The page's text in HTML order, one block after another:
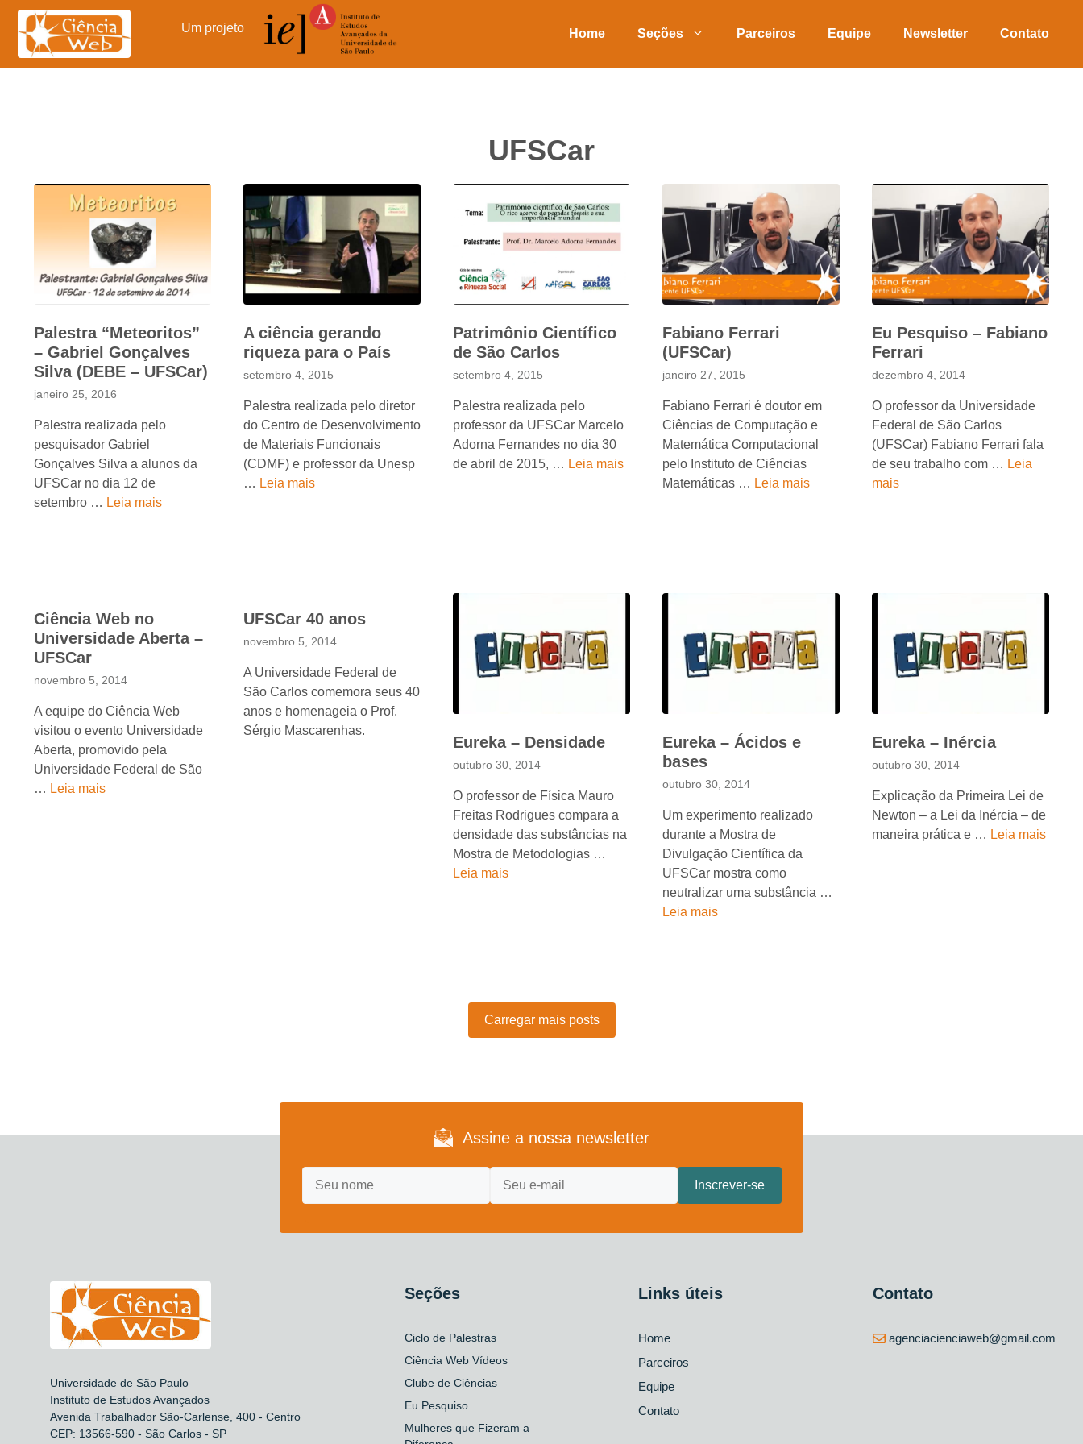
Pular
conteúdo
Um projeto Home Seções Parceiros Equipe Newsletter Contato
UFSCar
Palestra “Meteoritos”
– Gabriel Gonçalves
Silva (DEBE – UFSCar)
janeiro 25, 2016
Palestra realizada pelo
pesquisador Gabriel
Gonçalves Silva a alunos da
UFSCar no dia 12 de
setembro … Leia mais
A ciência gerando
riqueza para o País
setembro 4, 2015
Palestra realizada pelo diretor
do Centro de Desenvolvimento
de Materiais Funcionais
(CDMF) e professor da Unesp
… Leia mais
Patrimônio Científico
de São Carlos
setembro 4, 2015
Palestra realizada pelo
professor da UFSCar Marcelo
Adorna Fernandes no dia 30
de abril de 2015, … Leia mais
Fabiano Ferrari
(UFSCar)
janeiro 27, 2015
Fabiano Ferrari é doutor em
Ciências de Computação e
Matemática Computacional
pelo Instituto de Ciências
Matemáticas … Leia mais
Eu Pesquiso – Fabiano
Ferrari
dezembro 4, 2014
O professor da Universidade
Federal de São Carlos
(UFSCar) Fabiano Ferrari fala
de seu trabalho com … Leia
mais
Ciência Web no
Universidade Aberta –
UFSCar
novembro 5, 2014
A equipe do Ciência Web
visitou o evento Universidade
Aberta, promovido pela
Universidade Federal de São
… Leia mais
UFSCar 40 anos
novembro 5, 2014
A Universidade Federal de
São Carlos comemora seus 40
anos e homenageia o Prof.
Sérgio Mascarenhas.
Eureka – Densidade
outubro 30, 2014
O professor de Física Mauro
Freitas Rodrigues compara a
densidade das substâncias na
Mostra de Metodologias …
Leia mais
Eureka – Ácidos e
bases
outubro 30, 2014
Um experimento realizado
durante a Mostra de
Divulgação Científica da
UFSCar mostra como
neutralizar uma substância …
Leia mais
Eureka – Inércia
outubro 30, 2014
Explicação da Primeira Lei de
Newton – a Lei da Inércia – de
maneira prática e … Leia mais
Carregar mais posts
Assine a nossa newsletter
Universidade de São Paulo
Instituto de Estudos Avançados
Avenida Trabalhador São-Carlense, 400 - Centro
CEP: 13566-590 - São Carlos - SP
Seções
Ciclo de Palestras
Ciência Web Vídeos
Clube de Ciências
Eu Pesquiso
Mulheres que Fizeram a
Links úteis
Home
Parceiros
Equipe
Contato
Contato
agenciacienciaweb@gmail.com